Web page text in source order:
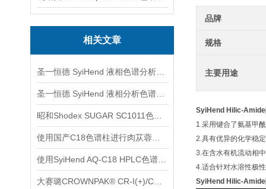
相关文章
品牌
规格
主要用途
SyiHend Hilic-
1.采用键合了氨基甲
2.具有优异的化学稳
3.在含水有机流动相
4.适合针对水溶性极
SyiHend Hilic-